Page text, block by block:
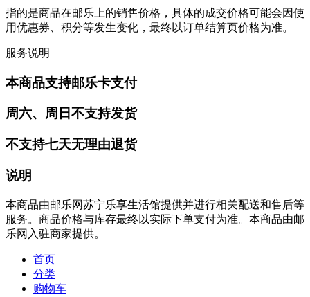
指的是商品在邮乐上的销售价格，具体的成交价格可能会因使
用优惠券、积分等发生变化，最终以订单结算页价格为准。
服务说明
本商品支持邮乐卡支付
周六、周日不支持发货
不支持七天无理由退货
说明
本商品由邮乐网苏宁乐享生活馆提供并进行相关配送和售后等
服务。商品价格与库存最终以实际下单支付为准。本商品由邮
乐网入驻商家提供。
首页
分类
购物车